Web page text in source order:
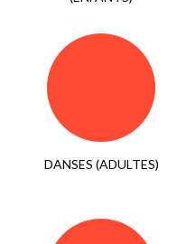
DANSES (ADULTES)